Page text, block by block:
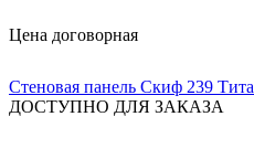
Цена договорная
Стеновая панель Скиф 239
ДОСТУПНО ДЛЯ ЗАКАЗА